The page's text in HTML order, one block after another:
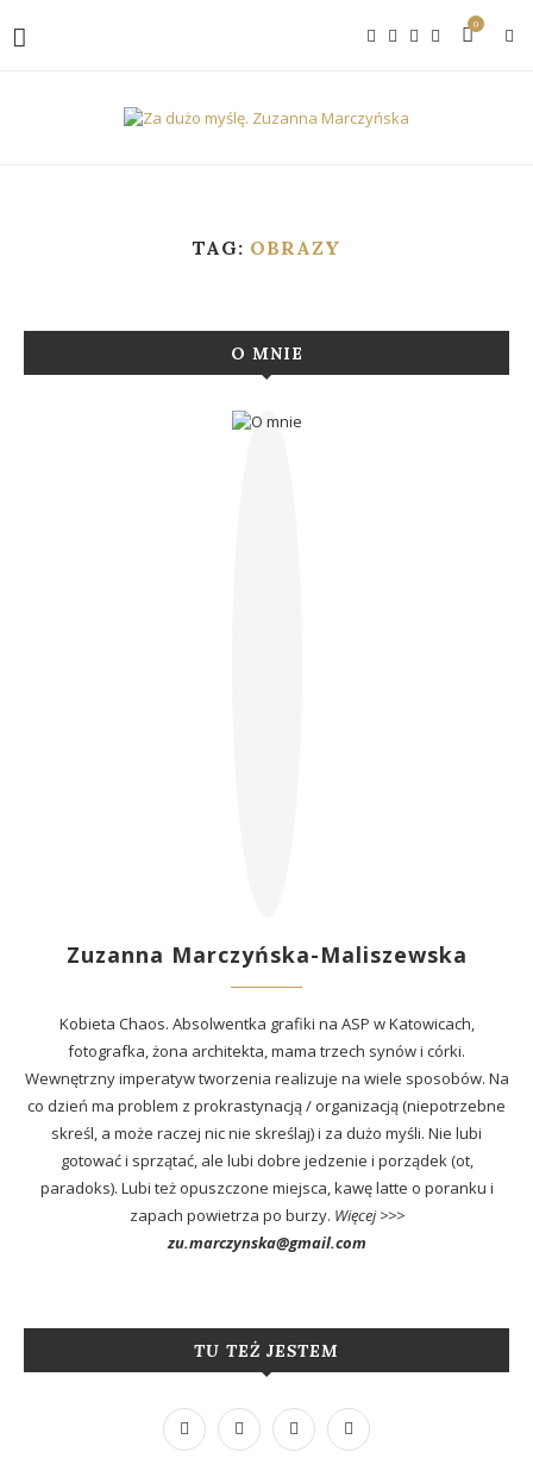
0
TAG: OBRAZY
O MNIE
Zuzanna Marczyńska-Maliszewska
Kobieta Chaos. Absolwentka grafiki na ASP w Katowicach,
fotografka, żona architekta, mama trzech synów i córki.
Wewnętrzny imperatyw tworzenia realizuje na wiele sposobów. Na
co dzień ma problem z prokrastynacją / organizacją (niepotrzebne
skreśl, a może raczej nic nie skreślaj) i za dużo myśli. Nie lubi
gotować i sprzątać, ale lubi dobre jedzenie i porządek (ot,
paradoks). Lubi też opuszczone miejsca, kawę latte o poranku i
zapach powietrza po burzy. Więcej >>>
zu.marczynska@gmail.com
TU TEŻ JESTEM